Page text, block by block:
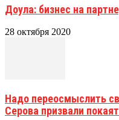
Доула: бизнес на
28 октября 2020
Надо переосмыслить
Серова призвали